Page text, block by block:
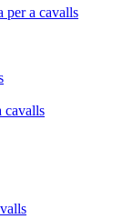
per a cavalls
cavalls